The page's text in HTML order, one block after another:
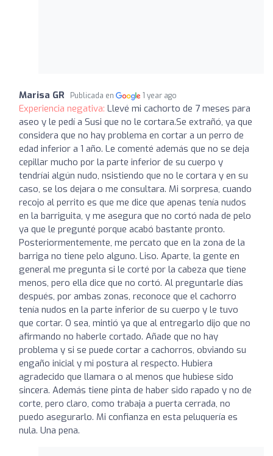
Marisa GR Publicada en 1 year ago
Experiencia negativa: Llevé mi cachorto de 7 meses para
aseo y le pedí a Susi que no le cortara.Se extrañó, ya que
considera que no hay problema en cortar a un perro de
edad inferior a 1 año. Le comenté además que no se deja
cepillar mucho por la parte inferior de su cuerpo y
tendríai algún nudo, nsistiendo que no le cortara y en su
caso, se los dejara o me consultara. Mi sorpresa, cuando
recojo al perrito es que me dice que apenas tenía nudos
en la barriguita, y me asegura que no cortó nada de pelo
ya que le pregunté porque acabó bastante pronto.
Posteriormentemente, me percato que en la zona de la
barriga no tiene pelo alguno. Liso. Aparte, la gente en
general me pregunta si le corté por la cabeza que tiene
menos, pero ella dice que no cortó. Al preguntarle días
después, por ambas zonas, reconoce que el cachorro
tenía nudos en la parte inferior de su cuerpo y le tuvo
que cortar. O sea, mintió ya que al entregarlo dijo que no
afirmando no haberle cortado. Añade que no hay
problema y si se puede cortar a cachorros, obviando su
engaño inicial y mi postura al respecto. Hubiera
agradecido que llamara o al menos que hubiese sido
sincera. Además tiene pinta de haber sido rapado y no de
corte, pero claro, como trabaja a puerta cerrada, no
puedo asegurarlo. Mi confianza en esta peluquería es
nula. Una pena.